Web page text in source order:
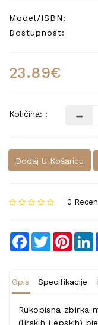
Model/ISBN:
Dostupnost:
23.89€
Količina: :
Dodaj U Košaricu
0
Facebook
Twitter
Opis Specifikacije
Rukopisna zbirka
(lirskih i epskih)